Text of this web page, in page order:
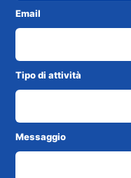
Email
Tipo di attività
Messaggio